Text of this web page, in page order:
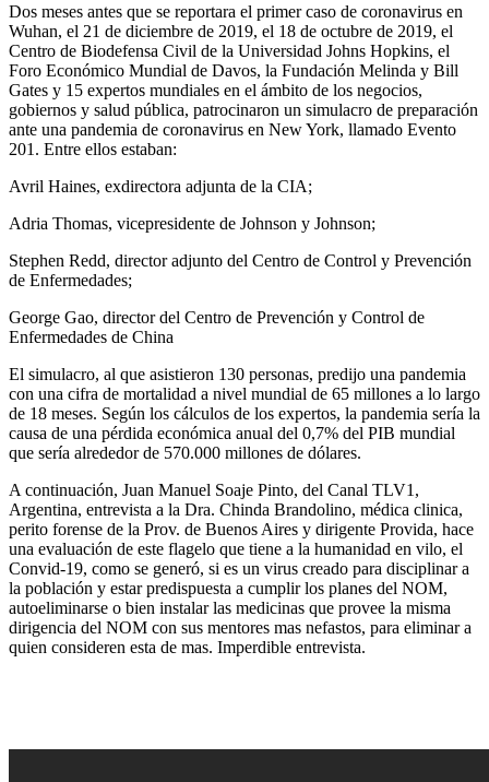
Dos meses antes que se reportara el primer caso de coronavirus en
Wuhan, el 21 de diciembre de 2019, el 18 de octubre de 2019, el
Centro de Biodefensa Civil de la Universidad Johns Hopkins, el
Foro Económico Mundial de Davos, la Fundación Melinda y Bill
Gates y 15 expertos mundiales en el ámbito de los negocios,
gobiernos y salud pública, patrocinaron un simulacro de preparación
ante una pandemia de coronavirus en New York, llamado Evento
201. Entre ellos estaban:
Avril Haines, exdirectora adjunta de la CIA;
Adria Thomas, vicepresidente de Johnson y Johnson;
Stephen Redd, director adjunto del Centro de Control y Prevención
de Enfermedades;
George Gao, director del Centro de Prevención y Control de
Enfermedades de China
El simulacro, al que asistieron 130 personas, predijo una pandemia
con una cifra de mortalidad a nivel mundial de 65 millones a lo largo
de 18 meses. Según los cálculos de los expertos, la pandemia sería la
causa de una pérdida económica anual del 0,7% del PIB mundial
que sería alrededor de 570.000 millones de dólares.
A continuación, Juan Manuel Soaje Pinto, del Canal TLV1,
Argentina, entrevista a la Dra. Chinda Brandolino, médica clinica,
perito forense de la Prov. de Buenos Aires y dirigente Provida, hace
una evaluación de este flagelo que tiene a la humanidad en vilo, el
Convid-19, como se generó, si es un virus creado para disciplinar a
la población y estar predispuesta a cumplir los planes del NOM,
autoeliminarse o bien instalar las medicinas que provee la misma
dirigencia del NOM con sus mentores mas nefastos, para eliminar a
quien consideren esta de mas. Imperdible entrevista.